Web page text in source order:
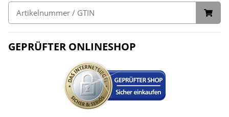
GEPRÜFTER ONLINESHOP